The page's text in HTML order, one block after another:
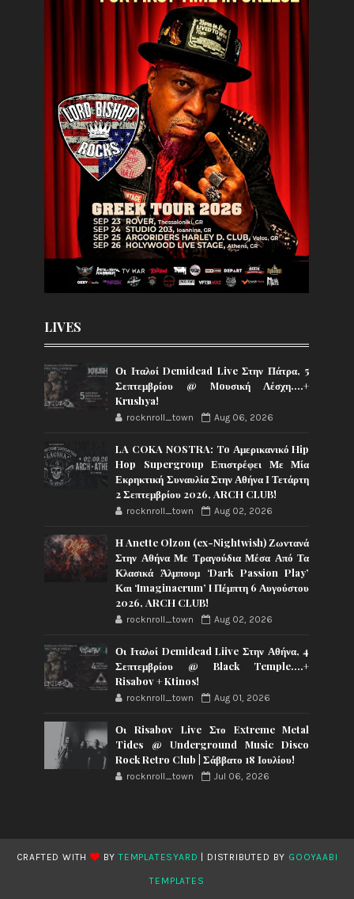
LIVES
Οι Ιταλοί Demidead Live Στην Πάτρα, 5
Σεπτεμβρίου @ Moυσική Λέσχη….+
Krushya!
rocknroll_town Aug 06, 2026
LA COKA NOSTRA: To Αμερικανικό Hip
Hop Supergroup Επιστρέφει Με Μία
Εκρηκτική Συναυλία Στην Αθήνα Ι Τετάρτη
2 Σεπτεμβρίου 2026, ARCH CLUB!
rocknroll_town Aug 02, 2026
Η Anette Olzon (ex-Nightwish) Ζωντανά
Στην Αθήνα Με Τραγούδια Μέσα Από Τα
Κλασικά Άλμπουμ ‘Dark Passion Play’
Και ‘Imaginaerum’ I Πέμπτη 6 Αυγούστου
2026, ARCH CLUB!
rocknroll_town Aug 02, 2026
Οι Ιταλοί Demidead Liive Στην Αθήνα, 4
Σεπτεμβρίου @ Black Temple….+
Risabov + Ktinos!
rocknroll_town Aug 01, 2026
Οι Risabov Live Στο Extreme Metal
Tides @ Underground Music Disco
Rock Retro Club | Σάββατο 18 Ιουλίου!
rocknroll_town Jul 06, 2026
CRAFTED WITH BYTEMPLATESYARD | DISTRIBUTED BY GOOYAABI
TEMPLATES